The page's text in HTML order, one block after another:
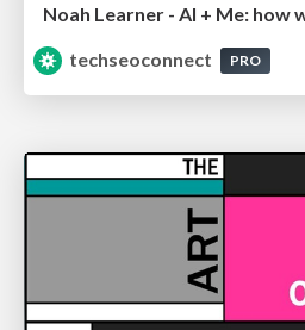
techseoconnect
PRO